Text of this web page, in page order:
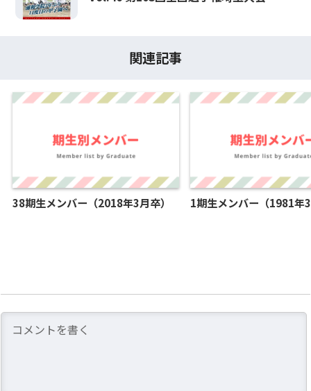
関連記事
38期生メンバー（2018年3月卒） 1期生メンバー（1981年